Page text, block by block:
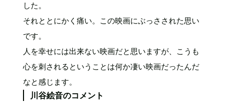
した。
それととにかく痛い。この映画にぶっさされた思い
です。
人を幸せには出来ない映画だと思いますが、こうも
心を刺されるということは何か凄い映画だったんだ
なと感じます。
川谷絵音のコメント